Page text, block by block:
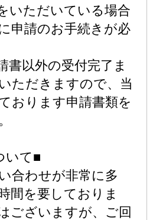
いただいている場合
申請のお手続きが必
書以外の受付完了ま
ただきますので、当
おります申請書類を
いて■
合わせが非常に多
間を要しておりま
ございますが、ご回